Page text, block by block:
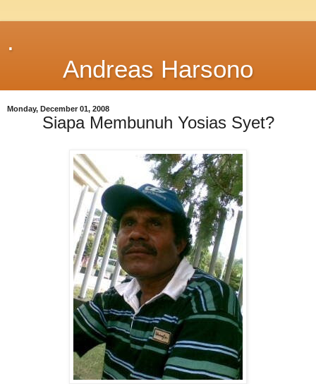
.
Andreas Harsono
Monday, December 01, 2008
Siapa Membunuh Yosias Syet?